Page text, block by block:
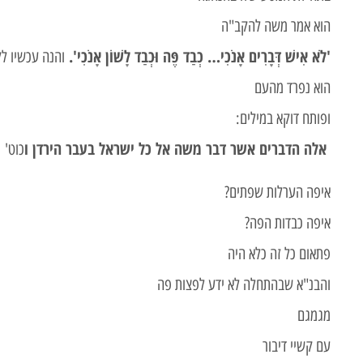
הוא אמר משה להקב"ה
'לֹא אִישׁ דְּבָרִים אָנֹכִי… כְבַד פֶּה וּכְבַד לָשׁוֹן אָנֹכִי'. והנה עכשיו
הוא נפרד מהעם
ופותח דוקא במילים:
אלה הדברים אשר דבר משה אל כל ישראל בעבר הירדן וכוט'
איפה הערלות שפתים?
איפה כבדות הפה?
פתאום כל זה כלא היה
והבנ"א שבהתחלה לא ידע לפצות פה
מגמגם
עם קשיי דיבור